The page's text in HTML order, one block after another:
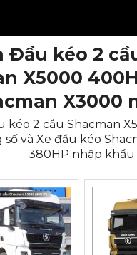
Đầu kéo 2
X5000
X3000
kéo 2 cầu Shacman
số và Xe đầu kéo
380HP nhập khẩu